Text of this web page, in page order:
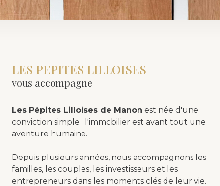
LES PEPITES LILLOISES
vous accompagne
Les Pépites Lilloises de Manon est née d'une
conviction simple : l'immobilier est avant tout une
aventure humaine.
Depuis plusieurs années, nous accompagnons les
familles, les couples, les investisseurs et les
entrepreneurs dans les moments clés de leur vie.